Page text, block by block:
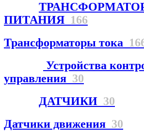
ПИТАНИЯ 166
Трансформаторы тока
Устройства
управления 30
ДАТЧИКИ 30
Датчики движения 30